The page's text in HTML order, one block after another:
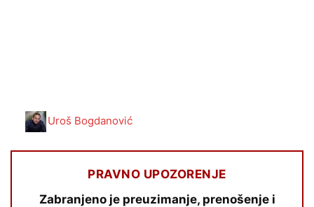
Uroš Bogdanović
PRAVNO UPOZORENJE
Zabranjeno je preuzimanje, prenošenje i